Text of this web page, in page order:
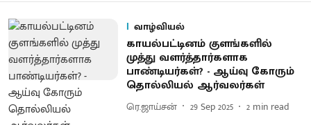
வாழ்வியல்
காயல்பட்டினம் குளங்களில்
முத்து வளர்த்தார்களாக
பாண்டியர்கள்? - ஆய்வு கோரும்
தொல்லியல் ஆர்வலர்கள்
ரெ.ஜாய்சன் 29 Sep 2025 2 min read